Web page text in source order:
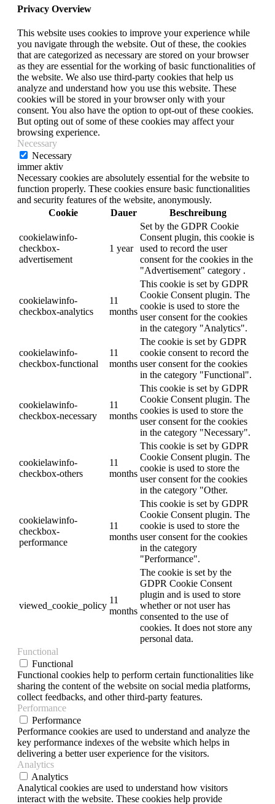
Privacy Overview
This website uses cookies to improve your experience while
you navigate through the website. Out of these, the cookies
that are categorized as necessary are stored on your browser
as they are essential for the working of basic functionalities of
the website. We also use third-party cookies that help us
analyze and understand how you use this website. These
cookies will be stored in your browser only with your
consent. You also have the option to opt-out of these cookies.
But opting out of some of these cookies may affect your
browsing experience.
Necessary
Necessary
immer aktiv
Necessary cookies are absolutely essential for the website to
function properly. These cookies ensure basic functionalities
and security features of the website, anonymously.
Cookie
Dauer Beschreibung
cookielawinfo-
checkbox-
advertisement
1 year
Set by the GDPR Cookie
Consent plugin, this cookie is
used to record the user
consent for the cookies in the
"Advertisement" category .
cookielawinfo-
checkbox-analytics
11
months
This cookie is set by GDPR
Cookie Consent plugin. The
cookie is used to store the
user consent for the cookies
in the category "Analytics".
cookielawinfo-
checkbox-functional
11
months
The cookie is set by GDPR
cookie consent to record the
user consent for the cookies
in the category "Functional".
cookielawinfo-
checkbox-necessary
11
months
This cookie is set by GDPR
Cookie Consent plugin. The
cookies is used to store the
user consent for the cookies
in the category "Necessary".
cookielawinfo-
checkbox-others
11
months
This cookie is set by GDPR
Cookie Consent plugin. The
cookie is used to store the
user consent for the cookies
in the category "Other.
cookielawinfo-
checkbox-
performance
11
months
This cookie is set by GDPR
Cookie Consent plugin. The
cookie is used to store the
user consent for the cookies
in the category
"Performance".
viewed_cookie_policy
11
months
The cookie is set by the
GDPR Cookie Consent
plugin and is used to store
whether or not user has
consented to the use of
cookies. It does not store any
personal data.
Functional
Functional
Functional cookies help to perform certain functionalities like
sharing the content of the website on social media platforms,
collect feedbacks, and other third-party features.
Performance
Performance
Performance cookies are used to understand and analyze the
key performance indexes of the website which helps in
delivering a better user experience for the visitors.
Analytics
Analytics
Analytical cookies are used to understand how visitors
interact with the website. These cookies help provide